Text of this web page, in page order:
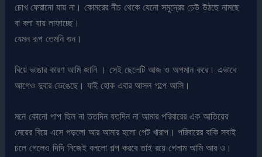
চোখ ফেরানো যায় না। কোমরের নীচ থেকে যেনো সমুদ্রের ঢেউ উঠছে নামছে
বা বলা যায় লাফাচ্ছে।
যেমন রূপ তেমনি গুন।
বিয়ে ভাঙার কারণ আমি জানি । সেই ছেলেটি আজ ও অপমান করে। এভাবে
আগেও দুবার ভেঙেছে। যাই হোক এবার আসল গল্পে আসি।
মনে কোনো পাপ ছিল না ততদিন যতদিন না আমার পরিবারের এক আতিয়ের
মেয়ের বিয়ে এসে পড়লো আর আমার হলো পেট খারাপ। পরিবারের বাকি সবাই
চলে গেলেও দিদি নিজেই বললো গল্প করবে তাই রয়ে গেলাম আমি আর ও।